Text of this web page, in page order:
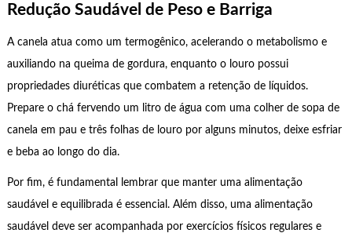
Redução Saudável de Peso e Barriga
A canela atua como um termogênico, acelerando o metabolismo e
auxiliando na queima de gordura, enquanto o louro possui
propriedades diuréticas que combatem a retenção de líquidos.
Prepare o chá fervendo um litro de água com uma colher de sopa de
canela em pau e três folhas de louro por alguns minutos, deixe esfriar
e beba ao longo do dia.
Por fim, é fundamental lembrar que manter uma alimentação
saudável e equilibrada é essencial. Além disso, uma alimentação
saudável deve ser acompanhada por exercícios físicos regulares e